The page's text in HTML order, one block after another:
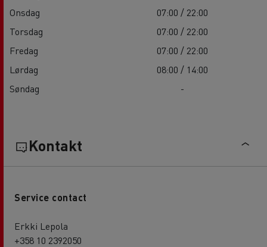
Onsdag
07:00 / 22:00
Torsdag
07:00 / 22:00
Fredag
07:00 / 22:00
Lørdag
08:00 / 14:00
Søndag
-
Kontakt
Service contact
Erkki Lepola
+358 10 2392050